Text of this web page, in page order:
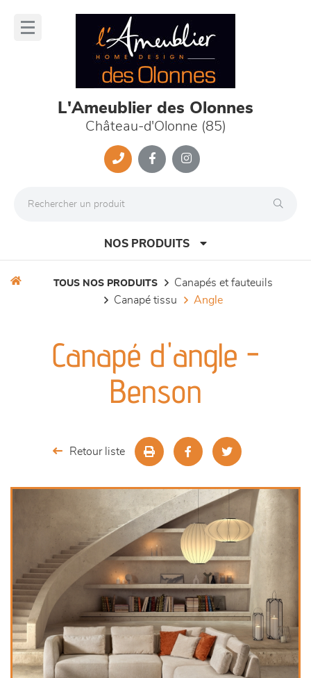
L'Ameublier des Olonnes
Château-d'Olonne (85)
NOS PRODUITS
séjours
meubles de complément
TOUS NOS PRODUITS
canapés et fauteuils
canapé tissu
angle
Canapé d'angle -
Benson
Retour liste